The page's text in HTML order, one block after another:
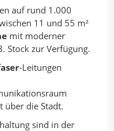
auf rund 1.000
11 und 55 m²
mit moderner
Stock zur Verfügung.
-Leitungen
über die Stadt.
sind in der